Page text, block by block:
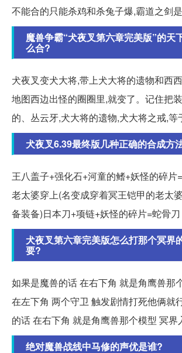
不能合的只能杀鸡和杀兔子爆,霸道之剑是
魔兽争霸“犬夜叉第六章完美版”的天
么合?
犬夜叉变犬大将,带上犬大将的遗物和西
地图西边出怪的圈圈里,就变了。记住把
的、丛云牙,犬大将的遗物,犬大将之戒,等
犬夜叉6.39最终版几种正确的合成方
王八盖子+强化石+河童的鳍+妖怪的碎片
老太婆穿上(名变成穿着冥王铠甲的老太
备装备)日本刀+项链+妖怪的碎片=蛇骨刀
犬夜叉第六章完美版怎么打那个冥界
要?
如果是魔兽的话 在右下角 就是角鹰兽那
在左下角 两个守卫 触发剧情打死他俩就
的话 在右下角 就是角鹰兽那个模型 冥界
绝对魔兽战线中马修的声优是谁?